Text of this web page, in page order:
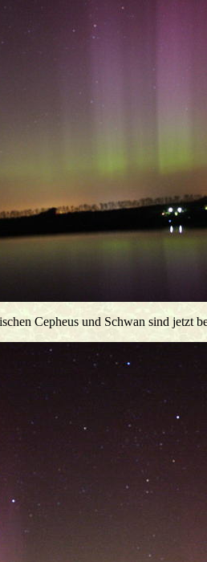
Cepheus und Schwan sind jetzt